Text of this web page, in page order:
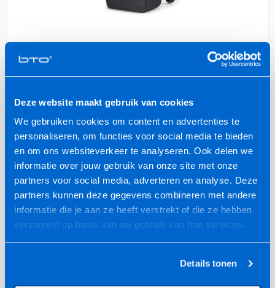
Deze website maakt gebruik van cookies
We gebruiken cookies om content en advertenties te
personaliseren, om functies voor social media te bieden
en om ons websiteverkeer te analyseren. Ook delen we
informatie over jouw gebruik van onze site met onze
partners voor social media, adverteren en analyse. Deze
partners kunnen deze gegevens combineren met andere
informatie die je aan ze heeft verstrekt of die ze hebben
verzameld op basis van uw gebruik van hun services.
Details tonen
Laptop rugtas 13" - 16"
35,- (incl. BTW)
Bekijk product